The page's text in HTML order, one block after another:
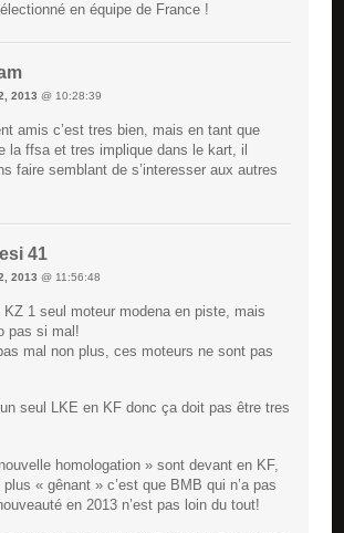
en équipe de France !
2013 @ 10:28:39
amis c’est tres bien, mais en tant que
la ffsa et tres implique dans le kart, il
faire semblant de s’interesser aux autres
41
2013 @ 11:56:48
KZ 1 seul moteur modena en piste, mais
pas si mal!
mal non plus, ces moteurs ne sont pas
seul LKE en KF donc ça doit pas être tres
homologation » sont devant en KF,
« gênant » c’est que BMB qui n’a pas
en 2013 n’est pas loin du tout!